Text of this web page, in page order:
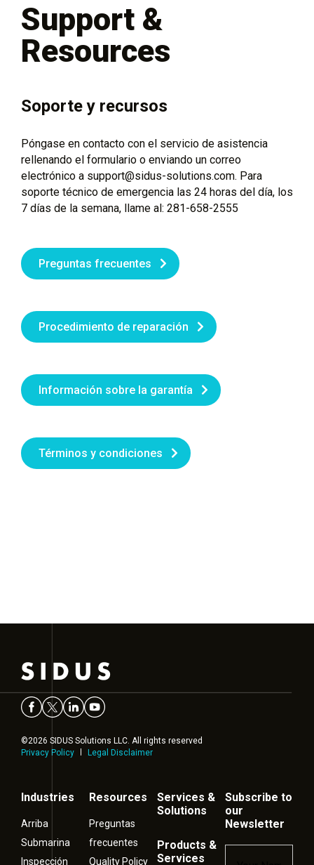
Support &
Resources
Soporte y recursos
Póngase en contacto con el servicio de asistencia
rellenando el formulario o enviando un correo
electrónico a support@sidus-solutions.com. Para
soporte técnico de emergencia las 24 horas del día, los
7 días de la semana, llame al: 281-658-2555
Preguntas frecuentes
Procedimiento de reparación
Información sobre la garantía
Términos y condiciones
©2026 SIDUS Solutions LLC. All rights reserved
Privacy Policy
Legal Disclaimer
Industries
Arriba
Submarina
Inspección
Resources
Preguntas
frecuentes
Quality Policy
Services &
Solutions
Products &
Services
Subscribe to
our
Newsletter